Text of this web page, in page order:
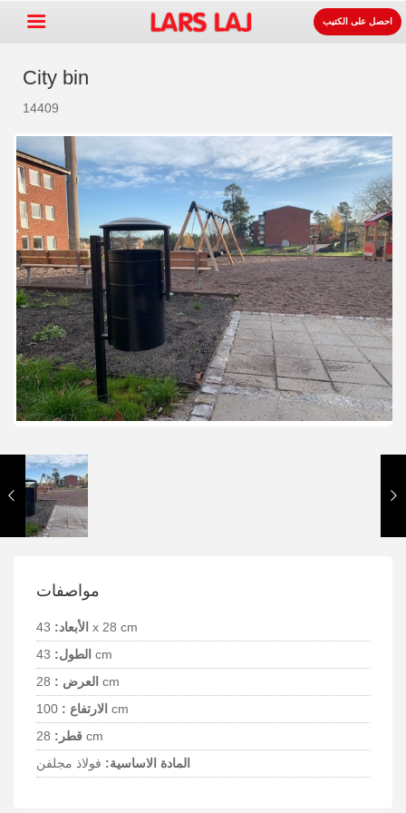
معدات ساحات اللعب +
لوازوم المواقف و الطرقات +
معدات الرياضة +
سطح +
عنا +
اتصل
LarsLaj Worldwide
Lars Laj on Facebook
احصل على الكتيب
City bin
14409
مواصفات
الأبعاد: 43 x 28 cm
الطول: 43 cm
العرض : 28 cm
الارتفاع : 100 cm
قطر: 28 cm
المادة الاساسية: فولاذ مجلفن